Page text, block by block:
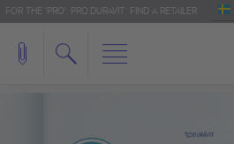
FOR THE 'PRO': PRO.DURAVIT FIND A RETAILER